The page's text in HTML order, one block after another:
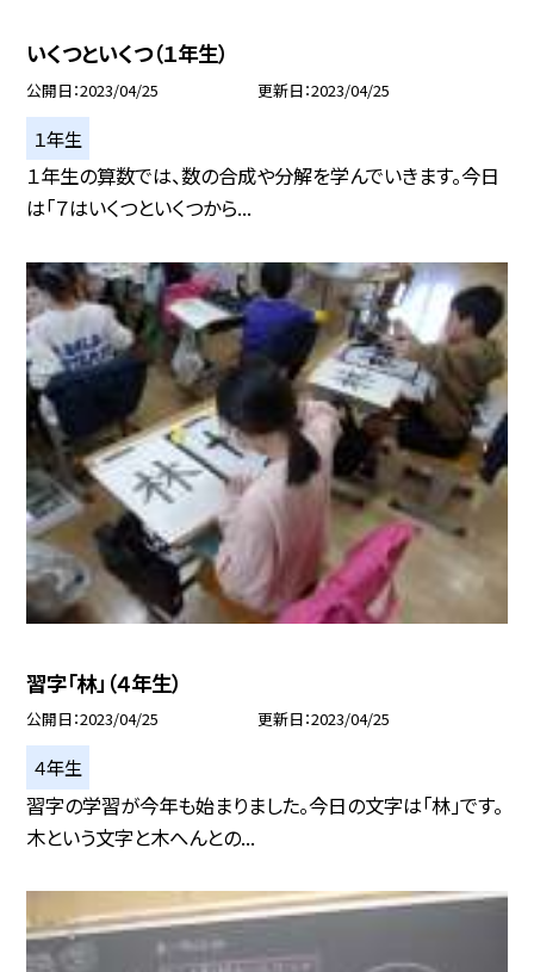
いくつといくつ（１年生）
公開日 2023/04/25 更新日 2023/04/25
１年生
１年生の算数では、数の合成や分解を学んでいきます。今日
は「７はいくつといくつから...
習字「林」（４年生）
公開日 2023/04/25 更新日 2023/04/25
４年生
習字の学習が今年も始まりました。今日の文字は「林」です。
木という文字と木へんとの...